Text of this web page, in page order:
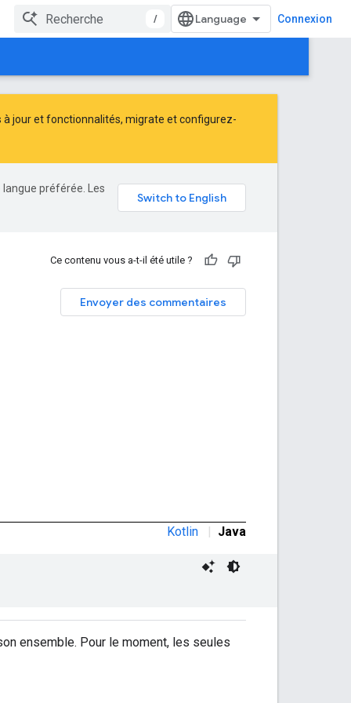
/ Connexion
à jour et fonctionnalités, migrate etconfigurez-
préférée. Les
Ce contenu vous a-t-il été utile ?
Envoyer des commentaires
Kotlin | Java
ensemble. Pour le moment, les seules